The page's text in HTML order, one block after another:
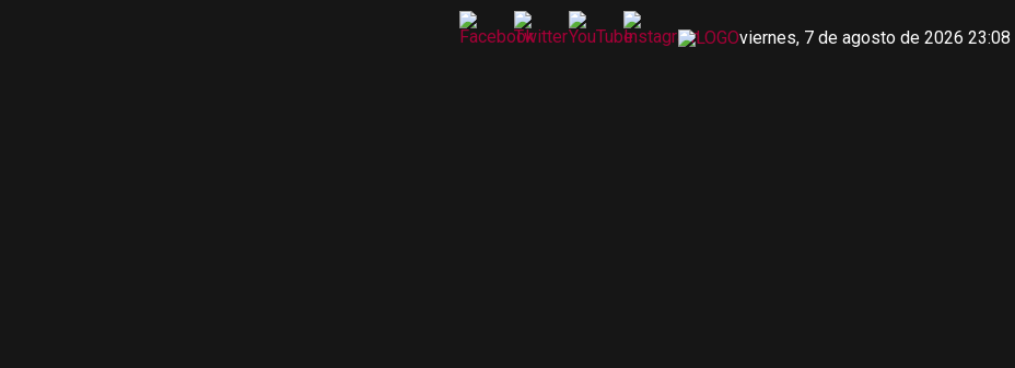
viernes, 7 de agosto de 2026 23:08